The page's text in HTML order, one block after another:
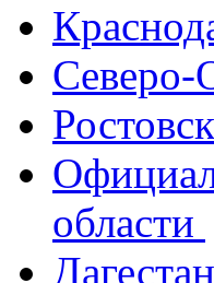
области